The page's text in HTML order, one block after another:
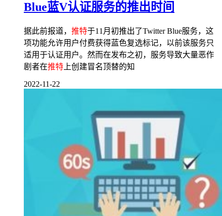
Blue蓝V认证服务的推出时间
据此前报道， 推特于11月初推出了Twitter Blue服务，这
项功能允许用户付费获得蓝色复选标记，以前该服务只
适用于认证用户。然而在发布之初，服务导致大量恶作
剧者在推特 上创建冒名顶替的知
2022-11-22